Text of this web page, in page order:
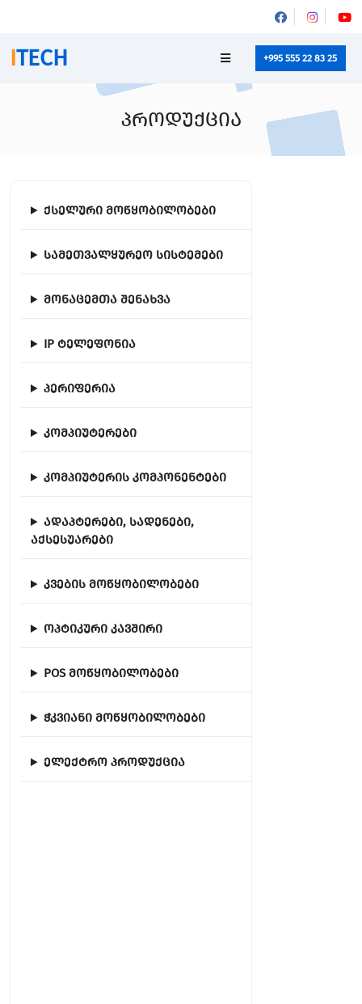
ITECH +995 555 22 83 25
პროდუქცია
ქსელური მოწყობილობები
სამეთვალყურეო სისტემები
მონაცემთა შენახვა
IP ტელეფონია
პერიფერია
კომპიუტერები
კომპიუტერის კომპონენტები
ადაპტერები, სადენები,
აქსესუარები
კვების მოწყობილობები
ოპტიკური კავშირი
POS მოწყობილობები
ჭკვიანი მოწყობილობები
ელექტრო პროდუქცია